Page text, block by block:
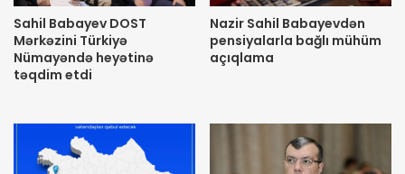
Sahil Babayev DOST
Mərkəzini Türkiyə
Nümayəndə heyətinə
təqdim etdi
Nazir Sahil Babayevdən
pensiyalarla bağlı mühüm
açıqlama